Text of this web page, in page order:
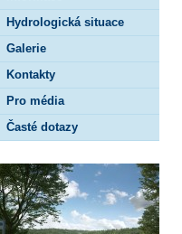
Hydrologická situace
Galerie
Kontakty
Pro média
Časté dotazy